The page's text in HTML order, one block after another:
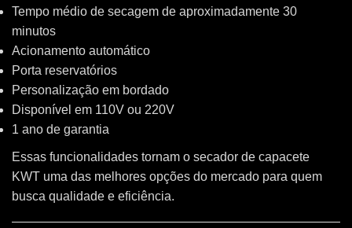
Tempo médio de secagem de aproximadamente 30
minutos
Acionamento automático
Porta reservatórios
Personalização em bordado
Disponível em 110V ou 220V
1 ano de garantia
Essas funcionalidades tornam o secador de capacete
KWT uma das melhores opções do mercado para quem
busca qualidade e eficiência.